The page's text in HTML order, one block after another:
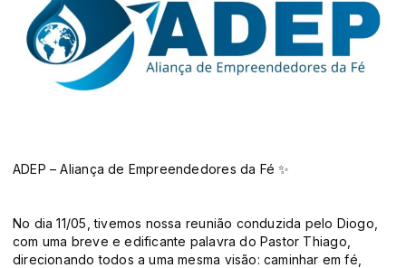
ADEP – Aliança de Empreendedores da Fé ✨
No dia 11/05, tivemos nossa reunião conduzida pelo Diogo,
com uma breve e edificante palavra do Pastor Thiago,
direcionando todos a uma mesma visão: caminhar em fé,